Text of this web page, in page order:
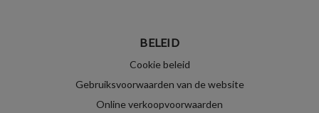
BELEID
Cookie beleid
Gebruiksvoorwaarden van de website
Online verkoopvoorwaarden